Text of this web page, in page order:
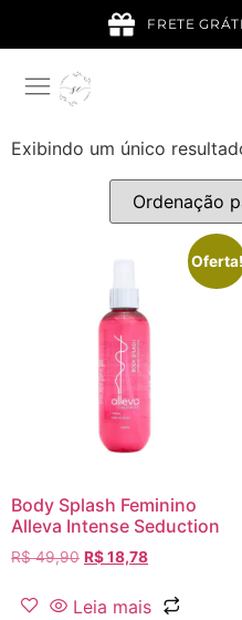
FRETE
Exibindo um único
Oferta!
Body Splash Feminino
Alleva Intense Seduction
R$49,90 R$18,78
Leia mais